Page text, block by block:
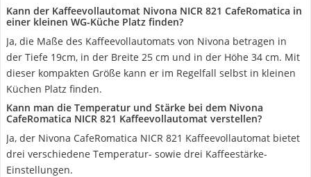
Kann der Kaffeevollautomat Nivona NICR 821 CafeRomatica in
einer kleinen WG-Küche Platz finden?
Ja, die Maße des Kaffeevollautomats von Nivona betragen in
der Tiefe 19cm, in der Breite 25 cm und in der Höhe 34 cm. Mit
dieser kompakten Größe kann er im Regelfall selbst in kleinen
Küchen Platz finden.
Kann man die Temperatur und Stärke bei dem Nivona
CafeRomatica NICR 821 Kaffeevollautomat verstellen?
Ja, der Nivona CafeRomatica NICR 821 Kaffeevollautomat bietet
drei verschiedene Temperatur- sowie drei Kaffeestärke-
Einstellungen.